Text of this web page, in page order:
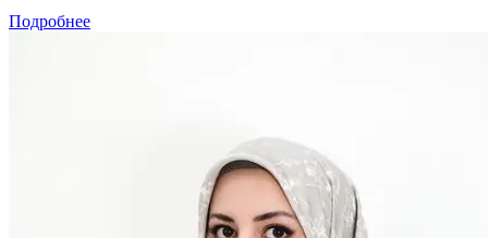
Подробнее